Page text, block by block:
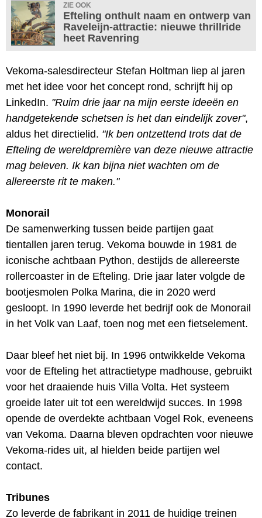
ZIE OOK
Efteling onthult naam en ontwerp van
Raveleijn-attractie: nieuwe thrillride
heet Ravenring
Vekoma-salesdirecteur Stefan Holtman liep al jaren
met het idee voor het concept rond, schrijft hij op
LinkedIn. "Ruim drie jaar na mijn eerste ideeën en
handgetekende schetsen is het dan eindelijk zover",
aldus het directielid. "Ik ben ontzettend trots dat de
Efteling de wereldpremière van deze nieuwe attractie
mag beleven. Ik kan bijna niet wachten om de
allereerste rit te maken."
Monorail
De samenwerking tussen beide partijen gaat
tientallen jaren terug. Vekoma bouwde in 1981 de
iconische achtbaan Python, destijds de allereerste
rollercoaster in de Efteling. Drie jaar later volgde de
bootjesmolen Polka Marina, die in 2020 werd
gesloopt. In 1990 leverde het bedrijf ook de Monorail
in het Volk van Laaf, toen nog met een fietselement.
Daar bleef het niet bij. In 1996 ontwikkelde Vekoma
voor de Efteling het attractietype madhouse, gebruikt
voor het draaiende huis Villa Volta. Het systeem
groeide later uit tot een wereldwijd succes. In 1998
opende de overdekte achtbaan Vogel Rok, eveneens
van Vekoma. Daarna bleven opdrachten voor nieuwe
Vekoma-rides uit, al hielden beide partijen wel
contact.
Tribunes
Zo leverde de fabrikant in 2011 de huidige treinen